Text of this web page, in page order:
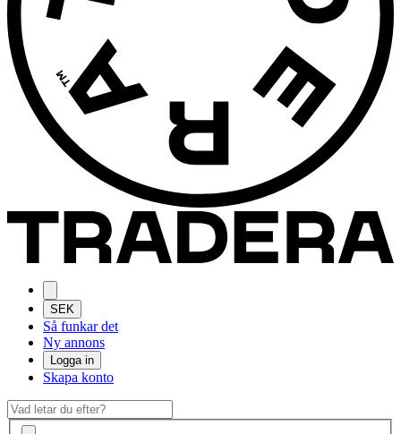
SEK
Så funkar det
Ny annons
Logga in
Skapa konto